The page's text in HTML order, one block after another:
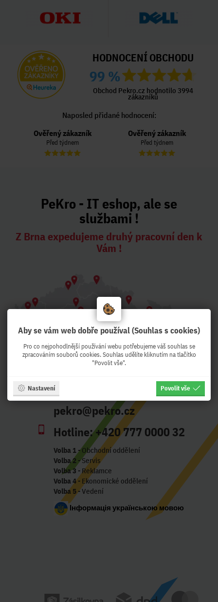
HODNOCENÍ OBCHODU
99 %
Obchod Pekro.cz hodnotilo 3994
zákazníků
Naposled přidané hodnocení:
Ověřený zákazník
Před týdnem
Ověřený zákazník
Před týdnem
PeKro - IT eshop, ale se
službami !
Z Brna expedujeme druhý pracovní den k
Vám !
Adresa:
Otevírací doba:
Po-Pá 8:30-17:00
pekro@pekro.cz
Hotline:+420 777 0000 32
Volba 1- Obchodní oddělení
Volba 2 - Servis
Volba 3 - Reklamce
Volba 4- Ekonomické oddělení
Volba 5- Vedení
Інформація українською мовою
Aby se vám web dobře používal (Souhlas s cookies)
Pro co nejpohodlnější používání webu potřebujeme váš souhlas se
zpracováním souborů cookies. Souhlas udělíte kliknutím na tlačítko
"Povolit vše".
Nastavení Povolit vše